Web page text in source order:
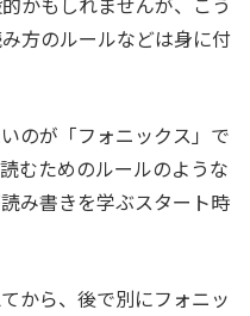
方のルールなどは身に付
のが「フォニックス」で
むためのルールのような
み書きを学ぶスタート時
から、後で別にフォニッ